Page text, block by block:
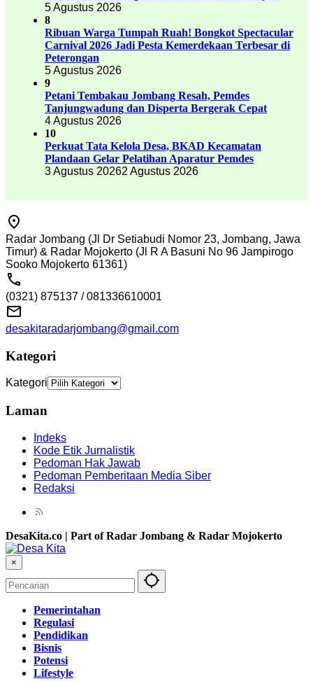
5 Agustus 2026
8
Ribuan Warga Tumpah Ruah! Bongkot Spectacular
Carnival 2026 Jadi Pesta Kemerdekaan Terbesar di
Peterongan
5 Agustus 2026
9
Petani Tembakau Jombang Resah, Pemdes
Tanjungwadung dan Disperta Bergerak Cepat
4 Agustus 2026
10
Perkuat Tata Kelola Desa, BKAD Kecamatan
Plandaan Gelar Pelatihan Aparatur Pemdes
3 Agustus 20262 Agustus 2026
Radar Jombang (Jl Dr Setiabudi Nomor 23, Jombang, Jawa
Timur) & Radar Mojokerto (Jl R A Basuni No 96 Jampirogo
Sooko Mojokerto 61361)
(0321) 875137 / 081336610001
desakitaradarjombang@gmail.com
Kategori
Kategori
Laman
Indeks
Kode Etik Jurnalistik
Pedoman Hak Jawab
Pedoman Pemberitaan Media Siber
Redaksi
DesaKita.co | Part of Radar Jombang & Radar Mojokerto
×
Pemerintahan
Regulasi
Pendidikan
Bisnis
Potensi
Lifestyle